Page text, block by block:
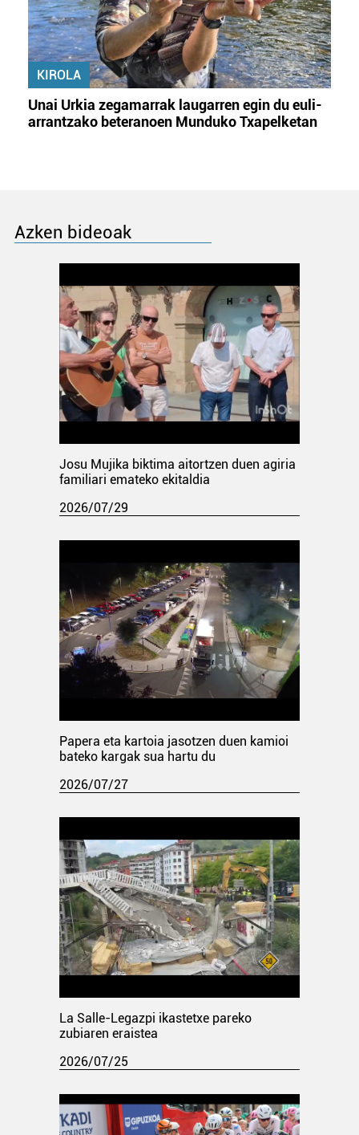
KIROLA
Unai Urkia zegamarrak laugarren egin du euli-
arrantzako beteranoen Munduko Txapelketan
Azken bideoak
Josu Mujika biktima aitortzen duen agiria
familiari emateko ekitaldia
2026/07/29
Papera eta kartoia jasotzen duen kamioi
bateko kargak sua hartu du
2026/07/27
La Salle-Legazpi ikastetxe pareko
zubiaren eraistea
2026/07/25